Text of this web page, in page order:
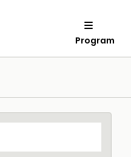
Program